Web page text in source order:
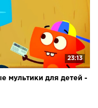
23:13
мультики для детей -